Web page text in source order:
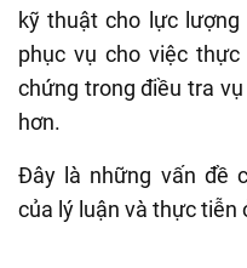
kỹ thuật cho lực
phục vụ cho việc
chứng trong điều tra
hơn.
Đây là những vấn đề
của lý luận và thực